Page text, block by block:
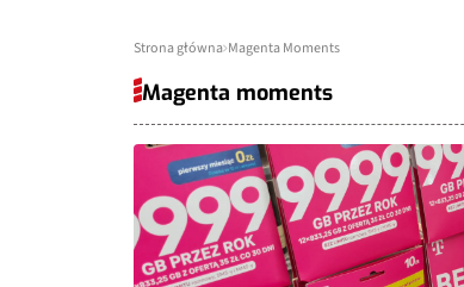
Strona główna Magenta Moments
Magenta moments